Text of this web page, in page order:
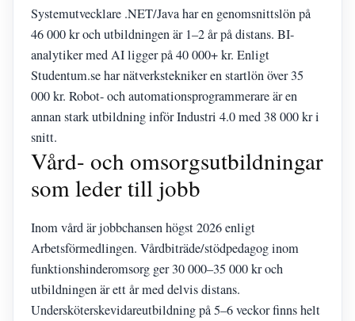
Systemutvecklare .NET/Java har en genomsnittslön på
46 000 kr och utbildningen är 1–2 år på distans. BI-
analytiker med AI ligger på 40 000+ kr. Enligt
Studentum.se har nätverkstekniker en startlön över 35
000 kr. Robot- och automationsprogrammerare är en
annan stark utbildning inför Industri 4.0 med 38 000 kr i
snitt.
Vård- och omsorgsutbildningar
som leder till jobb
Inom vård är jobbchansen högst 2026 enligt
Arbetsförmedlingen. Vårdbiträde/stödpedagog inom
funktionshinderomsorg ger 30 000–35 000 kr och
utbildningen är ett år med delvis distans.
Undersköterskevidareutbildning på 5–6 veckor finns helt